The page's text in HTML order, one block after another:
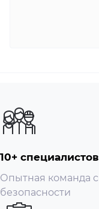
10+ специалистов
Опытная команда
безопасности